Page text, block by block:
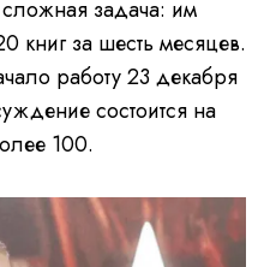
задача: им
книг за шесть месяцев.
работу 23 декабря
состоится на
100.